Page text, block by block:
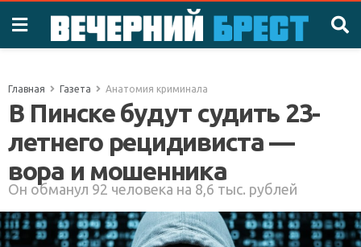
Главная Газета Анатомия криминала
В Пинске будут судить 23-
летнего рецидивиста —
вора и мошенника
Он обманул 92 человека на 8,6 тыс. рублей